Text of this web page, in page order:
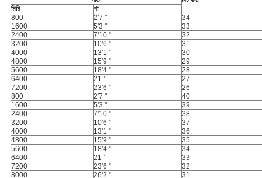
মিমি
পা
800
2'7 "
34
1600
5'3 "
33
2400
7'10 "
32
3200
10'6 "
31
4000
13'1 "
30
4800
15'9 "
29
5600
18'4 "
28
6400
21 '
27
7200
23'6 "
26
800
2'7 "
40
1600
5'3 "
39
2400
7'10 "
38
3200
10'6 "
37
4000
13'1 "
36
4800
15'9 "
35
5600
18'4 "
34
6400
21 '
33
7200
23'6 "
32
8000
26'2 "
31